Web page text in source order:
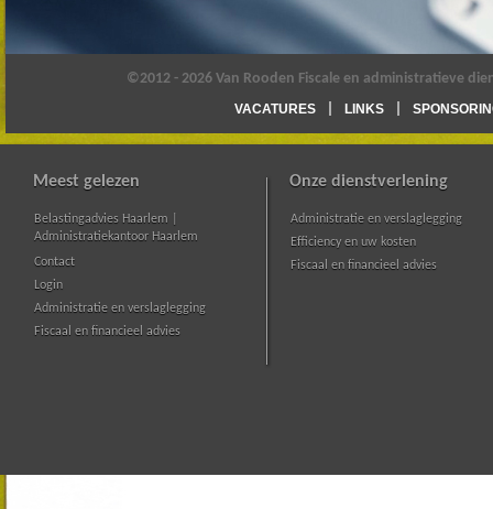
©2012 - 2026 Van Rooden Fiscale en administratieve
VACATURES LINKS
Meest gelezen
Belastingadvies Haarlem |
Administratiekantoor Haarlem
Contact
Login
Administratie en verslaglegging
Fiscaal en financieel advies
Onze dienstverlening
Administratie en verslaglegging
Efficiency en uw kosten
Fiscaal en financieel advies